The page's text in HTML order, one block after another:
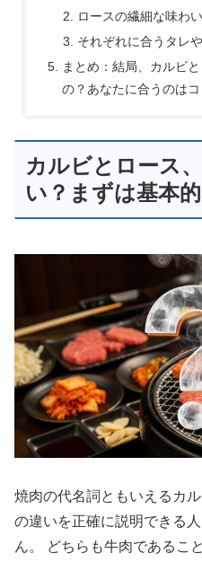
ロースの繊細な味わ
それぞれに合うタレ
まとめ：結局、カルビ
の？あなたに合うのはコ
カルビとロース
い？まずは基本
焼肉の代名詞ともいえるカ
の違いを正確に説明できる
ん。 どちらも牛肉であるこ